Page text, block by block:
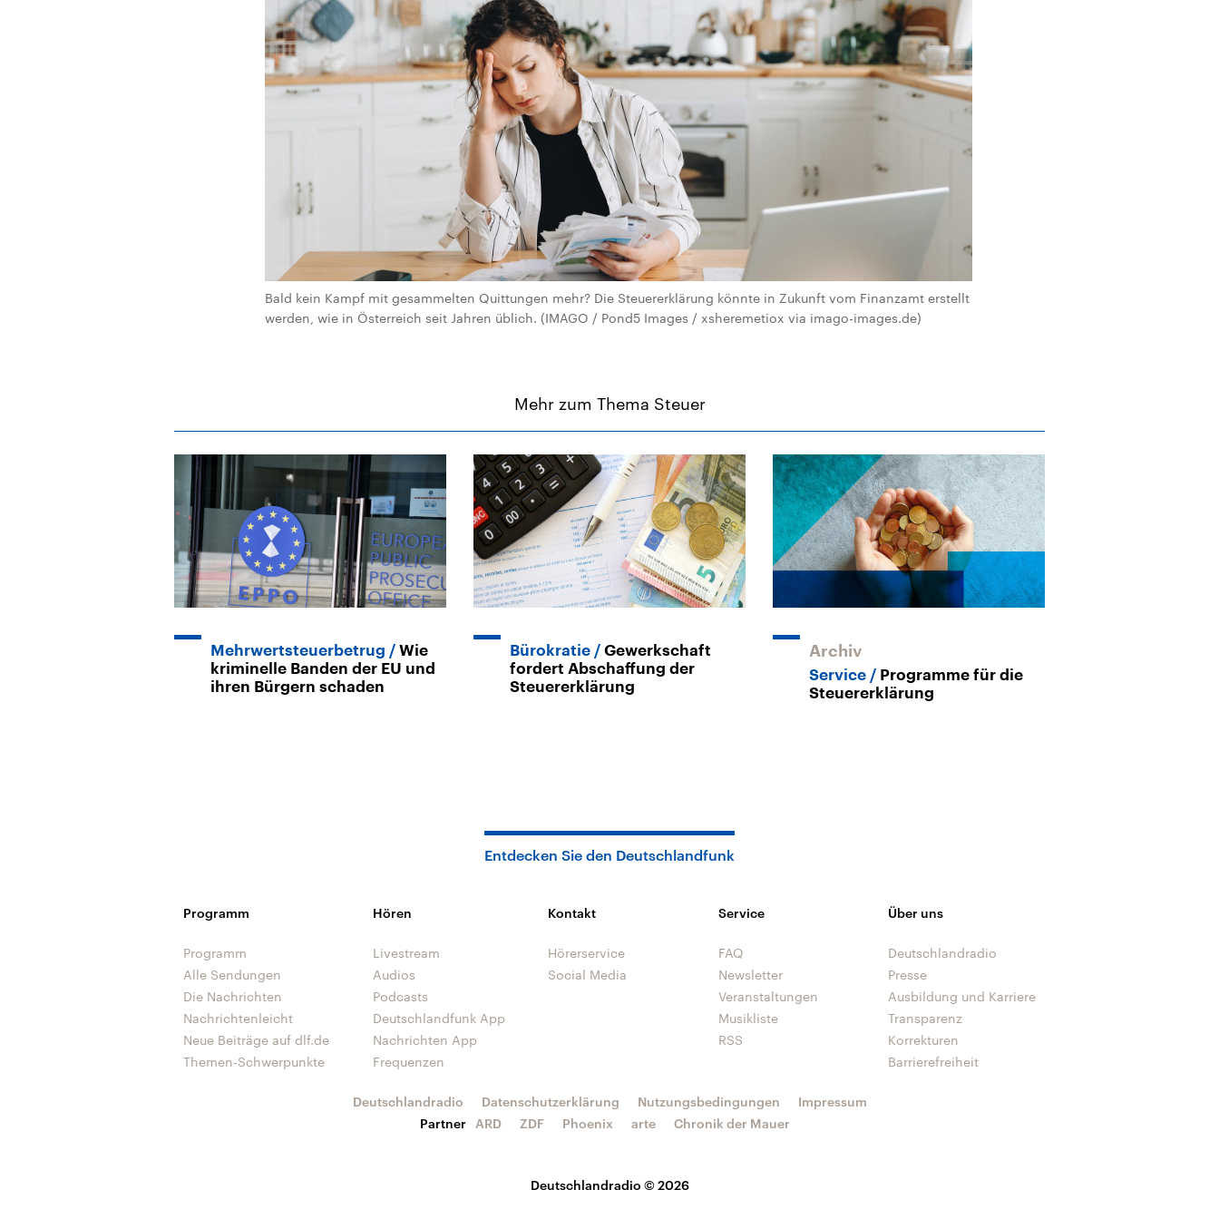
Bald kein Kampf mit gesammelten Quittungen mehr? Die Steuererklärung könnte in Zukunft vom Finanzamt erstellt
werden, wie in Österreich seit Jahren üblich. (IMAGO / Pond5 Images / xsheremetiox via imago-images.de)
Mehr zum Thema Steuer
Mehrwertsteuerbetrug
Wie
kriminelle Banden der EU und
ihren Bürgern schaden
Bürokratie
Gewerkschaft
fordert Abschaffung der
Steuererklärung
Archiv
Service
Programme für die
Steuererklärung
Entdecken Sie den Deutschlandfunk
Programm
Programm
Alle Sendungen
Die Nachrichten
Nachrichtenleicht
Neue Beiträge auf dlf.de
Themen-Schwerpunkte
Hören
Livestream
Audios
Podcasts
Deutschlandfunk App
Nachrichten App
Frequenzen
Kontakt
Hörerservice
Social Media
Service
FAQ
Newsletter
Veranstaltungen
Musikliste
RSS
Über uns
Deutschlandradio
Presse
Ausbildung und Karriere
Transparenz
Korrekturen
Barrierefreiheit
Deutschlandradio © 2026
Deutschlandradio Datenschutzerklärung Nutzungsbedingungen
Impressum
Partner
ARD ZDF Phoenix arte Chronik der Mauer